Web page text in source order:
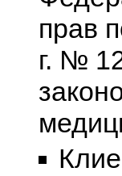
прав
г. №